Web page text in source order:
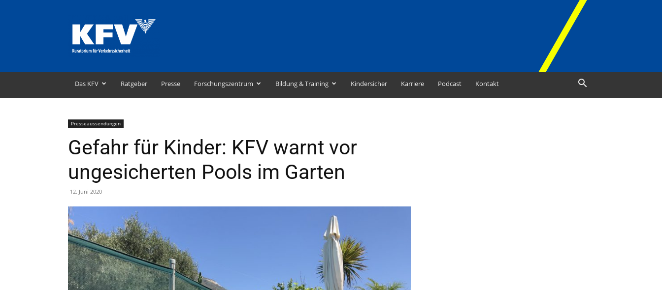
–
Kuratorium
für
Das KFV Ratgeber Presse Forschungszentrum Bildung & Training Kindersicher Karriere Podcast Kontakt
Presseaussendungen
Gefahr für Kinder: KFV warnt vor
ungesicherten Pools im Garten
12. Juni 2020